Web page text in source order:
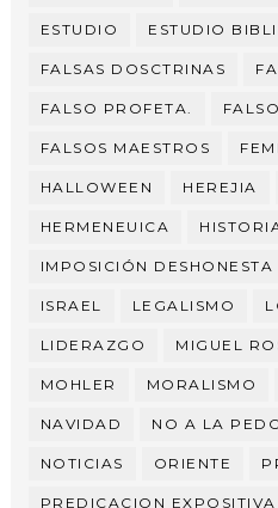
ESTUDIO ESTUDIO
FALSAS DOSCTRINAS
FALSO PROFETA.
FALSOS MAESTROS
HALLOWEEN HEREJIA
HERMENEUICA
IMPOSICIÓN DESHONESTA
ISRAEL LEGALISMO
LIDERAZGO MIGUEL
MOHLER MORALISMO
NAVIDAD NO A LA
NOTICIAS ORIENTE
PREDICACION EXPOSITIVA